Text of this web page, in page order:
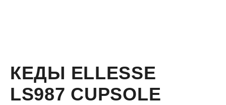
КЕДЫ ELLESSE
LS987 CUPSOLE